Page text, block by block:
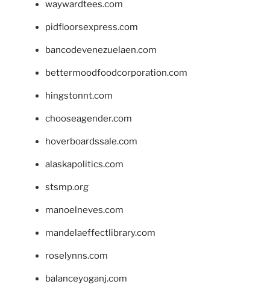
waywardtees.com
pidfloorsexpress.com
bancodevenezuelaen.com
bettermoodfoodcorporation.com
hingstonnt.com
chooseagender.com
hoverboardssale.com
alaskapolitics.com
stsmp.org
manoelneves.com
mandelaeffectlibrary.com
roselynns.com
balanceyoganj.com